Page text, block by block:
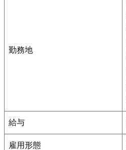
勤務地
給与
雇用形態